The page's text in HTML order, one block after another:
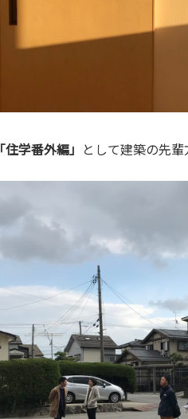
「住学番外編」 として建築の先輩